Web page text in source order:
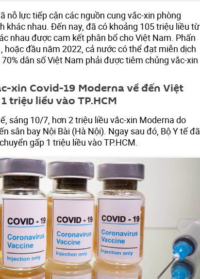
nỗ lực tiếp cận các nguồn cung vắc-xin phòng
khác nhau. Đến nay, đã có khoảng 105 triệu liều từ
nhau được cam kết phân bổ cho Việt Nam. Phấn
hoặc đầu năm 2022, cả nước có thể đạt miễn dịch
dân số Việt Nam phải được tiêm chủng vắc-xin
xin Covid-19 Moderna về đến Việt
triệu liều vào TP.HCM
sáng 10/7, hơn 2 triệu liều vắc-xin Moderna do
sân bay Nội Bài (Hà Nội). Ngay sau đó, Bộ Y tế đã
gấp 1 triệu liều vào TP.HCM.